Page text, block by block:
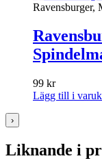
Ravensburger,
99 kr
Lägg till i
›
Liknande i